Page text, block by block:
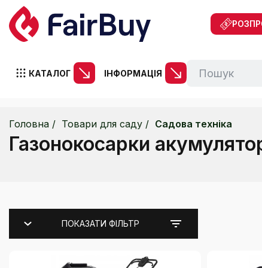
КАТАЛОГ ІНФОРМАЦІЯ
Головна Товари для саду Садова техніка
Газонокосарки
ПОКАЗАТИ ФІЛЬТР